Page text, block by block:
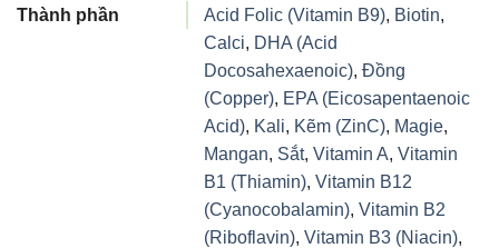
Thành phần Acid Folic (Vitamin B9), Biotin,
Calci, DHA (Acid
Docosahexaenoic), Đồng
(Copper), EPA (Eicosapentaenoic
Acid), Kali, Kẽm (ZinC), Magie,
Mangan, Sắt, Vitamin A, Vitamin
B1 (Thiamin), Vitamin B12
(Cyanocobalamin), Vitamin B2
(Riboflavin), Vitamin B3 (Niacin),